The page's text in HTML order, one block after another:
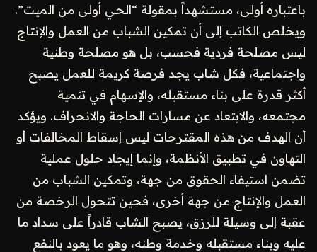
باعتباره أولى، مستشهداً بمقولة “الحي أولى من الميت”.
ويخلص الكاتب إلى أن تمكين الشباب من العمل والإنتاج
ليس مصلحة فردية فحسب، بل هو مصلحة وطنية
واجتماعية، فكل شاب يجد فرصة كريمة للعمل يصبح
أكثر قدرة على بناء مستقبله، والإسهام في تنمية
مجتمعه، والابتعاد عن مسارات الحاجة والانحراف. ويؤكد
أن الهدف من هذه المقترحات ليس إسقاط المخالفات أو
التهاون في تطبيق الأنظمة، وإنما إيجاد حلول عملية
تضمن استيفاء الحقوق من جهة، وتمكين الشباب من
العمل والإنتاج من جهة أخرى، فحين تتحول الرخصة من
عقبة إلى وسيلة للرزق، يصبح الشاب قادراً على سداد ما
عليه وبناء مستقبله وخدمة وطنه، وهو ما يعود بالنفع